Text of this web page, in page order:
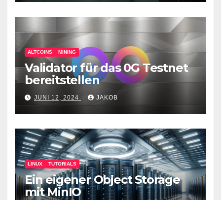
ALTCOINS MINING
Validator für das 0G Testnet
bereitstellen
JUNI 12, 2024 JAKOB
LINUX TUTORIALS
Ein eigener Object Storage
mit MinIO